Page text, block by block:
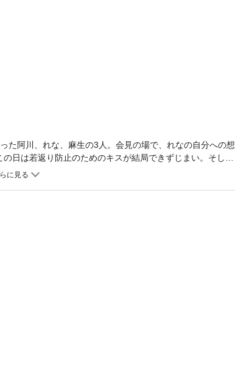
た阿川、れな、麻生の3人。会見の場で、れなの自分への想
日は若返り防止のためのキスが結局できずじまい。そし
で、誰よりも長生きして」「二人の女を愛するなら、その